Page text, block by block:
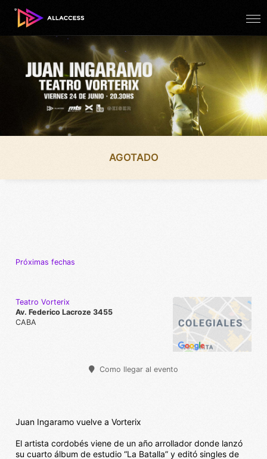
AGOTADO
Próximas fechas
Teatro Vorterix
Av. Federico Lacroze 3455
CABA
Como llegar al evento
Juan Ingaramo vuelve a Vorterix
El artista cordobés viene de un año arrollador donde lanzó
su cuarto álbum de estudio “La Batalla” y editó singles de